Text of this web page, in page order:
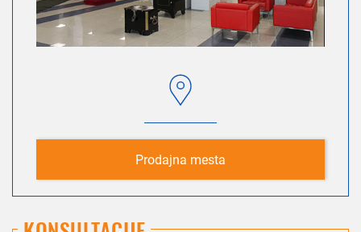
Prodajna mesta